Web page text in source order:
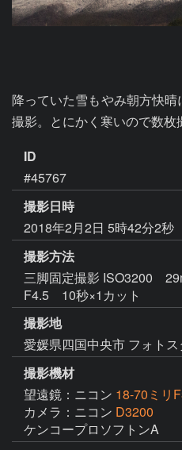
降っていた雪もやみ朝方快
撮影。とにかく寒いので数枚
ID
#45767
撮影日時
2018年2月2日 5時42分2秒
撮影方法
三脚固定撮影 ISO3200
F4.5 10秒×1カット
撮影地
愛媛県四国中央市 フォトス
撮影機材
望遠鏡：ニコン 18-70ミリ
カメラ：ニコン D3200
ケンコープロソフトンA